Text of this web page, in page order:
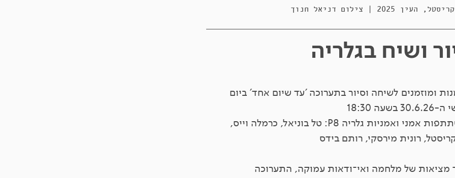
העין 2025 | צילום דניאל חנוך
ושיח בגלריה
ומוזמנים לשיחה וסיור בתערוכה 'עד שיום אחד' ביום
בשעה 18:30
בהשתתפות אמני ואמניות גלריה P8: טל בוניאל, כרמלה וייס,
רונית מירסקי, רותם בידס
מציאות של מלחמה ואי־ודאות עמוקה, התערוכה